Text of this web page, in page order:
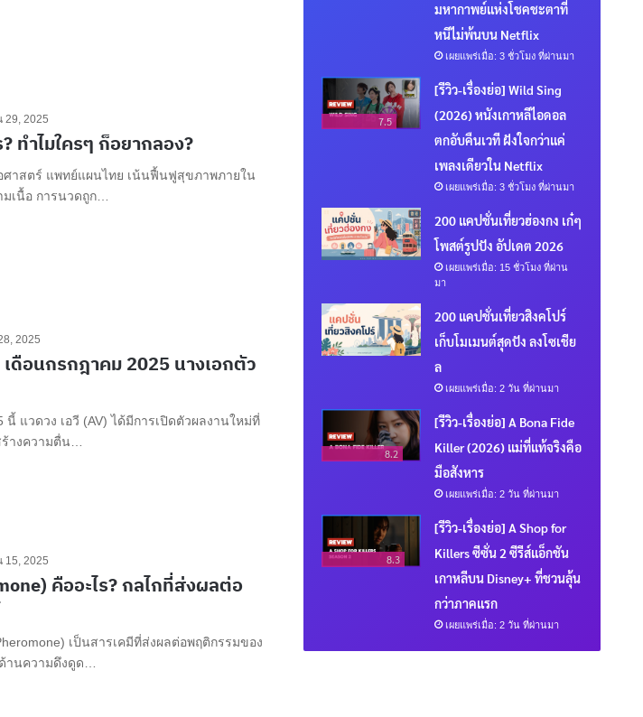
29, 2025
ทำไมใครๆ ก็อยากลอง?
ศาสตร์ แพทย์แผนไทย เน้นฟื้นฟูสุขภาพภายใน
เนื้อ การนวดถูก…
2025
เดือนกรกฎาคม 2025 นางเอกตัว
นี้ แวดวง เอวี (AV) ได้มีการเปิดตัวผลงานใหม่ที่
างความตื่น…
15, 2025
คืออะไร? กลไกที่ส่งผลต่อ
เป็นสารเคมีที่ส่งผลต่อพฤติกรรมของ
านความดึงดูด…
มหากาพย์แห่งโชคชะตาที่
หนีไม่พ้นบน Netflix
เผยแพร่เมื่อ: 3 ชั่วโมง ที่ผ่านมา
7.5
[รีวิว-เรื่องย่อ] Wild Sing
(2026) หนังเกาหลีไอดอล
ตกอับคืนเวที ฝังใจกว่าแค่
เพลงเดียวใน Netflix
เผยแพร่เมื่อ: 3 ชั่วโมง ที่ผ่านมา
200 แคปชั่นเที่ยวฮ่องกง เก๋ๆ
โพสต์รูปปัง อัปเดต 2026
เผยแพร่เมื่อ: 15 ชั่วโมง ที่ผ่าน
มา
200 แคปชั่นเที่ยวสิงคโปร์
เก็บโมเมนต์สุดปัง ลงโซเชีย
ล
เผยแพร่เมื่อ: 2 วัน ที่ผ่านมา
8.2
[รีวิว-เรื่องย่อ] A Bona Fide
Killer (2026) แม่ที่แท้จริงคือ
มือสังหาร
เผยแพร่เมื่อ: 2 วัน ที่ผ่านมา
8.3
[รีวิว-เรื่องย่อ] A Shop for
Killers ซีซั่น 2 ซีรีส์แอ็กชัน
เกาหลีบน Disney+ ที่ชวนลุ้น
กว่าภาคแรก
เผยแพร่เมื่อ: 2 วัน ที่ผ่านมา